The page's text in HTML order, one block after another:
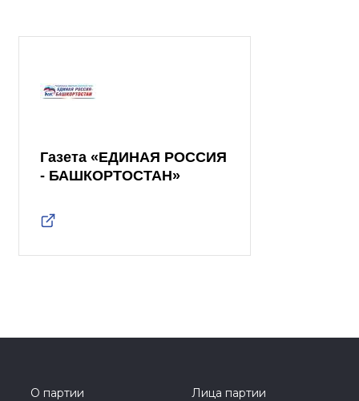
Газета «ЕДИНАЯ РОССИЯ
- БАШКОРТОСТАН»
О партии
Лица партии